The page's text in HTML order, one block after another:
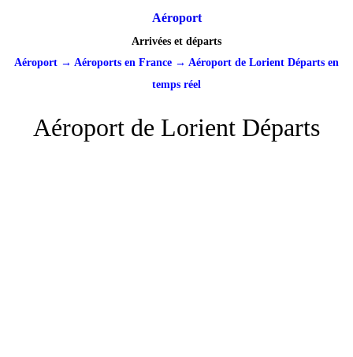
Aéroport
Arrivées et départs
Aéroport → Aéroports en France → Aéroport de Lorient Départs en
temps réel
Aéroport de Lorient Départs